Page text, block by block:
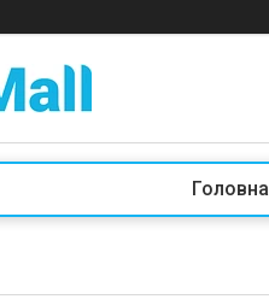
Головна